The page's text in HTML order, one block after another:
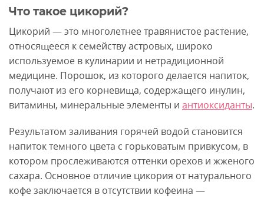
Что такое цикорий?
Цикорий — это многолетнее травянистое растение,
относящееся к семейству астровых, широко
используемое в кулинарии и нетрадиционной
медицине. Порошок, из которого делается напиток,
получают из его корневища, содержащего инулин,
витамины, минеральные элементы и антиоксиданты.
Результатом заливания горячей водой становится
напиток темного цвета с горьковатым привкусом, в
котором прослеживаются оттенки орехов и жженого
сахара. Основное отличие цикория от натурального
кофе заключается в отсутствии кофеина —